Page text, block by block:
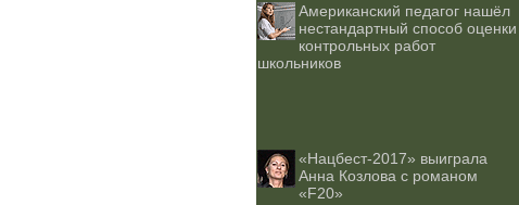
Американский педагог нашёл
нестандартный способ оценки
контрольных работ
школьников
«Нацбест-2017» выиграла
Анна Козлова с романом
«F20»